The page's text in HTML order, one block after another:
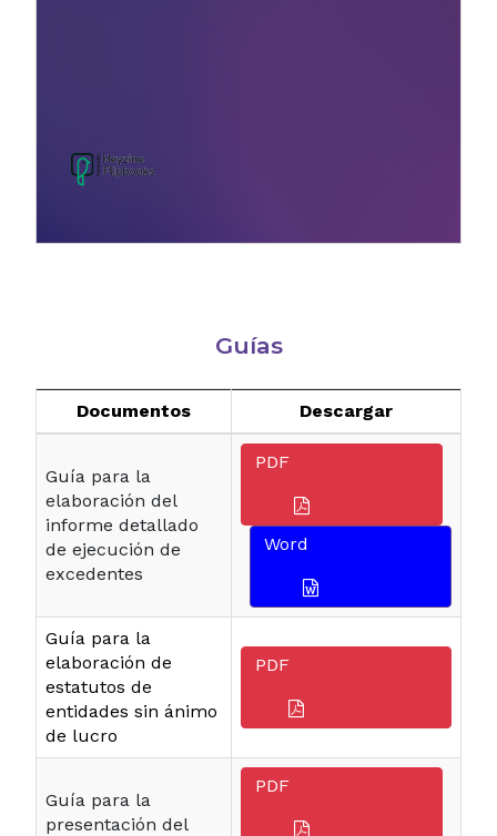
Guías
Documentos Descargar
Guía para la
elaboración del
informe detallado
de ejecución de
excedentes
PDF
Word
Guía para la
elaboración de
estatutos de
entidades sin ánimo
de lucro
PDF
Guía para la
presentación del
PDF